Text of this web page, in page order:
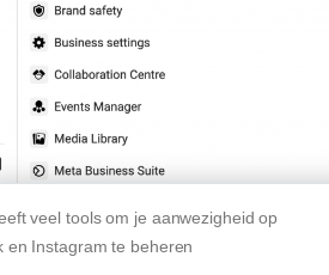
veel tools om je aanwezigheid op
en Instagram te beheren